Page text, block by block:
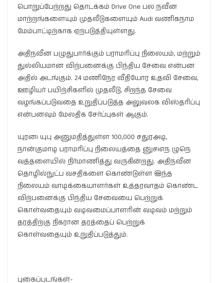
பொறுப்பேற்றது தொடக்கம் Drive One பல நவீன
மாற்றங்களையும் முதலீடுகளையும் Audi வணிகநாம
மேம்பாட்டிற்காக ஏற்படுத்தியுள்ளது.
அதிநவீன பழுதுபார்க்கும் பராமரிப்பு நிலையம், மற்றும்
துல்லியமான விற்பனைக்கு பிந்திய சேவை என்பன
அதில் அடங்கும். 24 மணிநேர வீதியோர உதவி சேவை,
ஊழியர் பயிற்சிகளில் முதலீடு, சிறந்த சேவை
வழங்கப்படுவதை உறுதிப்படுத்த அலுவலக விஸ்தரிப்பு
என்பனவும் மேலதிக சேர்ப்புகள் ஆகும்.
யுரனi யுபு அனுமதித்துள்ள 100,000 சதுரஅடி,
நான்குமாடி பராமரிப்பு நிலையத்தை னுசiஎந ழுநெ
வத்தளையில் நிர்மாணித்து வருகின்றது. அதிநவீன
தொழில்நுட்ப வசதிகளை கொண்டுள்ள இந்த
நிலையம் வாடிக்கையாளர்கள் உத்தரவாதம் கொண்ட
விற்பனைக்கு பிந்திய சேவையை பெற்றுக்
கொள்வதையும் வடிவமைப்பாளரின் வடிவம் மற்றும்
தரத்திற்கு நிகரான தரத்தைப் பெற்றுக்
கொள்வதையும் உறுதிப்படுத்தும்.
புகைப்படங்கள்-